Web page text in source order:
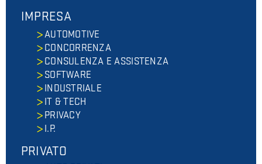
IMPRESA
AUTOMOTIVE
CONCORRENZA
CONSULENZA E ASSISTENZA
SOFTWARE
INDUSTRIALE
IT & TECH
PRIVACY
I.P.
PRIVATO